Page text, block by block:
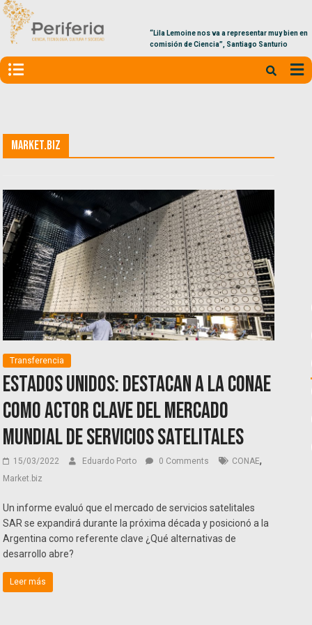
“Lila Lemoine nos va a representar muy bien en la
comisión de Ciencia”, Santiago Santurio
Market.biz
Transferencia
Estados Unidos: Destacan a la CONAE
como actor clave del mercado
mundial de servicios satelitales
15/03/2022 Eduardo Porto 0 Comments CONAE,
Market.biz
Un informe evaluó que el mercado de servicios satelitales
SAR se expandirá durante la próxima década y posicionó a la
Argentina como referente clave ¿Qué alternativas de
desarrollo abre?
Leer más